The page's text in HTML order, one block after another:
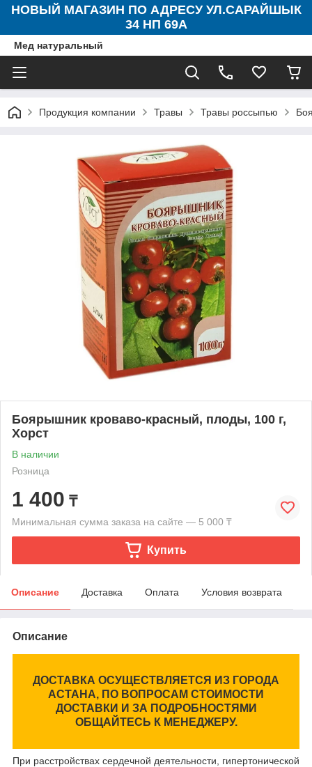
НОВЫЙ МАГАЗИН ПО АДРЕСУ УЛ.САРАЙШЫК
34 НП 69А
Мед натуральный
Продукция компании Травы Травы россыпью
Боярышник кроваво-красный, плоды, 100 г,
Хорст
В наличии
Розница
1 400 ₸
Минимальная сумма заказа на сайте — 5 000 ₸
Купить
Описание Доставка Оплата Условия возврата
Описание
ДОСТАВКА ОСУЩЕСТВЛЯЕТСЯ ИЗ ГОРОДА
АСТАНА, ПО ВОПРОСАМ СТОИМОСТИ
ДОСТАВКИ И ЗА ПОДРОБНОСТЯМИ
ОБЩАЙТЕСЬ К МЕНЕДЖЕРУ.
При расстройствах сердечной деятельности, гипертонической